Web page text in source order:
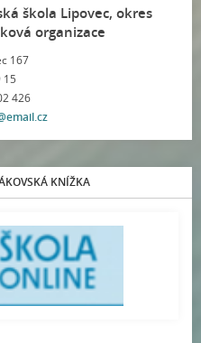
škola Lipovec, okres
organizace
167
15
426
KNÍŽKA